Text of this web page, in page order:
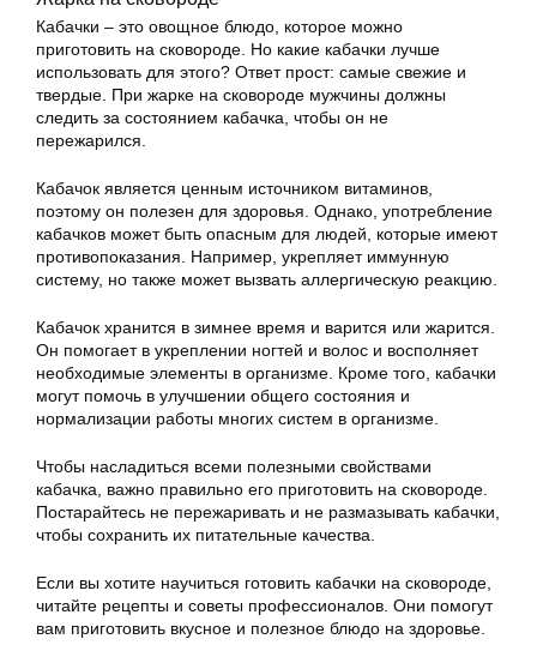
Кабачки – это овощное блюдо, которое можно
приготовить на сковороде. Но какие кабачки лучше
использовать для этого? Ответ прост: самые свежие и
твердые. При жарке на сковороде мужчины должны
следить за состоянием кабачка, чтобы он не
пережарился.
Кабачок является ценным источником витаминов,
поэтому он полезен для здоровья. Однако, употребление
кабачков может быть опасным для людей, которые имеют
противопоказания. Например, укрепляет иммунную
систему, но также может вызвать аллергическую реакцию.
Кабачок хранится в зимнее время и варится или жарится.
Он помогает в укреплении ногтей и волос и восполняет
необходимые элементы в организме. Кроме того, кабачки
могут помочь в улучшении общего состояния и
нормализации работы многих систем в организме.
Чтобы насладиться всеми полезными свойствами
кабачка, важно правильно его приготовить на сковороде.
Постарайтесь не пережаривать и не размазывать кабачки,
чтобы сохранить их питательные качества.
Если вы хотите научиться готовить кабачки на сковороде,
читайте рецепты и советы профессионалов. Они помогут
вам приготовить вкусное и полезное блюдо на здоровье.